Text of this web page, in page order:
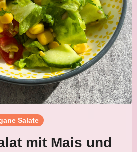
Salate
mit Mais und